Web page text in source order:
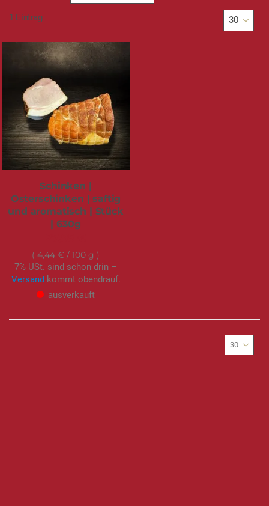
1 Eintrag
Schinken |
Osterschinken | saftig
und aromatisch | Stück
| 630g
4,44 € / 100 g
7% USt. sind schon drin –
Versandkommt obendrauf.
ausverkauft